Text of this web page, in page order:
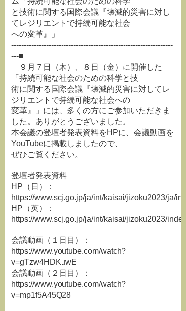
と技術に関する国際会議『壊滅的災害に対し
てレジリエントで持続可能な社会
への変革』」
-----------------------------------------------------------------
---■
９月７日（木）、８日（金）に開催した
「持続可能な社会のための科学と技
術に関する国際会議『壊滅的災害に対してレ
ジリエントで持続可能な社会への
変革』」には、多くの方にご参加いただきま
した。ありがとうございました。
本会議の登壇者発表資料をHPに、会議動画を
YouTubeに掲載しましたので、
ぜひご覧ください。
登壇者発表資料
HP（日）：
https://www.scj.go.jp/ja/int/kaisai/jizoku2023/ja/
HP（英）：
https://www.scj.go.jp/ja/int/kaisai/jizoku2023/
会議動画（１日目）：
https://www.youtube.com/watch?
v=gTzw4HDKuwE
会議動画（２日目）：
https://www.youtube.com/watch?
v=mp1f5A45Q28